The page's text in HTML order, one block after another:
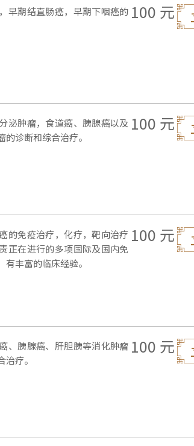
早期结直肠癌，早期下咽癌的 100 元
泌肿瘤，食道癌、胰腺癌以及
诊断和综合治疗。
100 元
的免疫治疗，化疗，靶向治疗
正在进行的多项国际及国内免
丰富的临床经验。
100 元
、胰腺癌、肝胆胰等消化肿瘤
疗。
100 元